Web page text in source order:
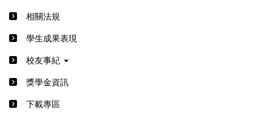
相關法規
學生成果表現
校友事紀
獎學金資訊
下載專區